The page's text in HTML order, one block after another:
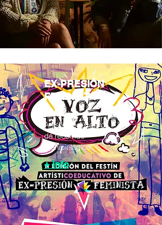
EX-PRESIÓN
FEMINISTA
Festival
ArtístiCoeducativo
de recorrido
archipielágico
+ info